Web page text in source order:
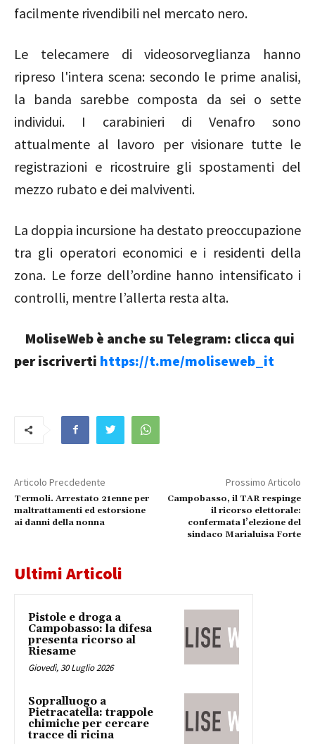
facilmente rivendibili nel mercato nero.
Le telecamere di videosorveglianza hanno
ripreso l'intera scena: secondo le prime analisi,
la banda sarebbe composta da sei o sette
individui. I carabinieri di Venafro sono
attualmente al lavoro per visionare tutte le
registrazioni e ricostruire gli spostamenti del
mezzo rubato e dei malviventi.
La doppia incursione ha destato preoccupazione
tra gli operatori economici e i residenti della
zona. Le forze dell’ordine hanno intensificato i
controlli, mentre l’allerta resta alta.
MoliseWeb è anche su Telegram: clicca qui
per iscriverti https://t.me/moliseweb_it
Articolo Precdedente
Termoli. Arrestato 21enne per
maltrattamenti ed estorsione
ai danni della nonna
Prossimo Articolo
Campobasso, il TAR respinge
il ricorso elettorale:
confermata l’elezione del
sindaco Marialuisa Forte
Ultimi Articoli
Pistole e droga a
Campobasso: la difesa
presenta ricorso al
Riesame
Giovedì, 30 Luglio 2026
Sopralluogo a
Pietracatella: trappole
chimiche per cercare
tracce di ricina